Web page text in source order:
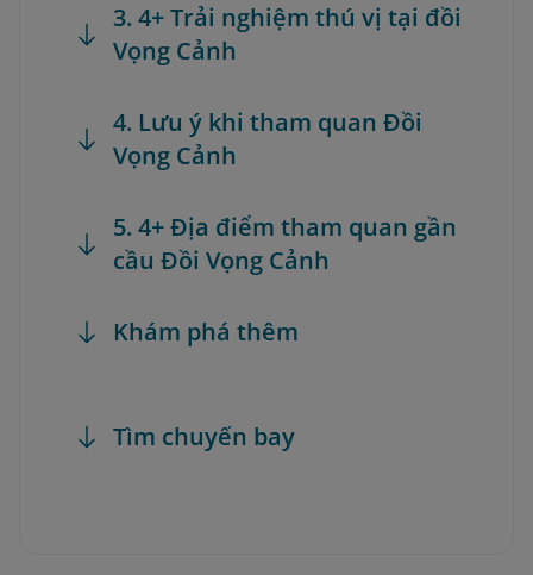
3. 4+ Trải nghiệm thú vị tại đồi
Vọng Cảnh
4. Lưu ý khi tham quan Đồi
Vọng Cảnh
5. 4+ Địa điểm tham quan gần
cầu Đồi Vọng Cảnh
Khám phá thêm
Tìm chuyến bay